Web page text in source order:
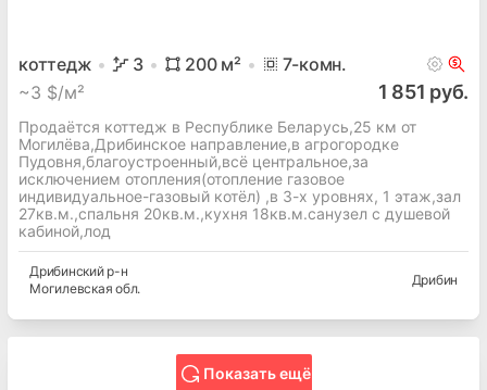
коттедж 3 200м² 7-комн.
~3 $/м² 1 851 руб.
Продаётся коттедж в Республике Беларусь,25 км от
Могилёва,Дрибинское направление,в агрогородке
Пудовня,благоустроенный,всё центральное,за
исключением отопления(отопление газовое
индивидуальное-газовый котёл) ,в 3-х уровнях, 1 этаж,зал
27кв.м.,спальня 20кв.м.,кухня 18кв.м.санузел с душевой
кабиной,лод
Дрибинскийр-н
Могилевская обл.
Дрибин
Показать ещё